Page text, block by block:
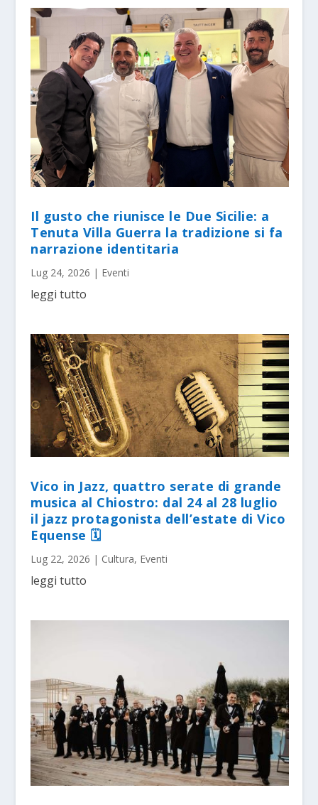
Il gusto che riunisce le Due Sicilie: a
Tenuta Villa Guerra la tradizione si fa
narrazione identitaria
Lug 24, 2026 | Eventi
leggi tutto
Vico in Jazz, quattro serate di grande
musica al Chiostro: dal 24 al 28 luglio
il jazz protagonista dell’estate di Vico
Equense 🗓
Lug 22, 2026 | Cultura, Eventi
leggi tutto